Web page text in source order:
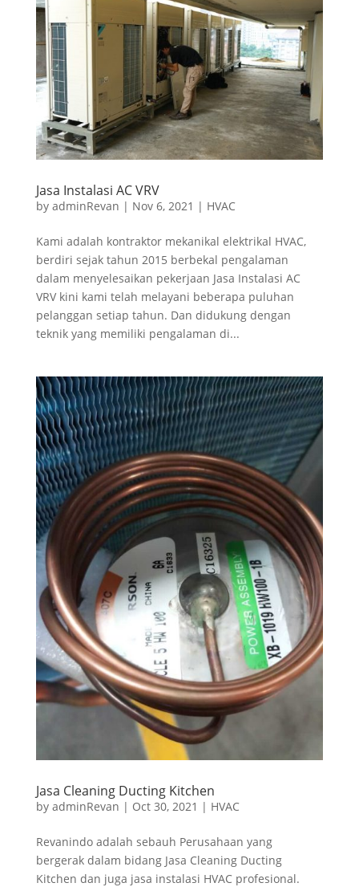
Jasa Instalasi AC VRV
by adminRevan | Nov 6, 2021 | HVAC
Kami adalah kontraktor mekanikal elektrikal HVAC,
berdiri sejak tahun 2015 berbekal pengalaman
dalam menyelesaikan pekerjaan Jasa Instalasi AC
VRV kini kami telah melayani beberapa puluhan
pelanggan setiap tahun. Dan didukung dengan
teknik yang memiliki pengalaman di...
Jasa Cleaning Ducting Kitchen
by adminRevan | Oct 30, 2021 | HVAC
Revanindo adalah sebauh Perusahaan yang
bergerak dalam bidang Jasa Cleaning Ducting
Kitchen dan juga jasa instalasi HVAC profesional.